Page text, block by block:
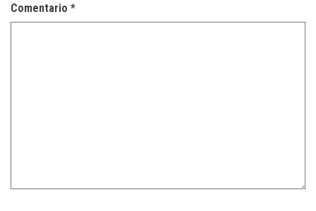
Comentario *